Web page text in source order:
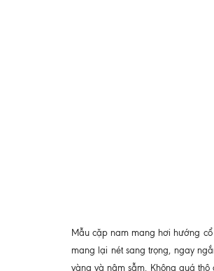
Mẫu cặp nam mang hơi hướng
mang lại nét sang trọng, ngay
vàng và nâm sẫm. Không quá